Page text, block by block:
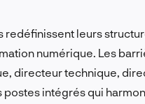
redéfinissent leurs
numérique. Les
directeur technique,
postes intégrés qui